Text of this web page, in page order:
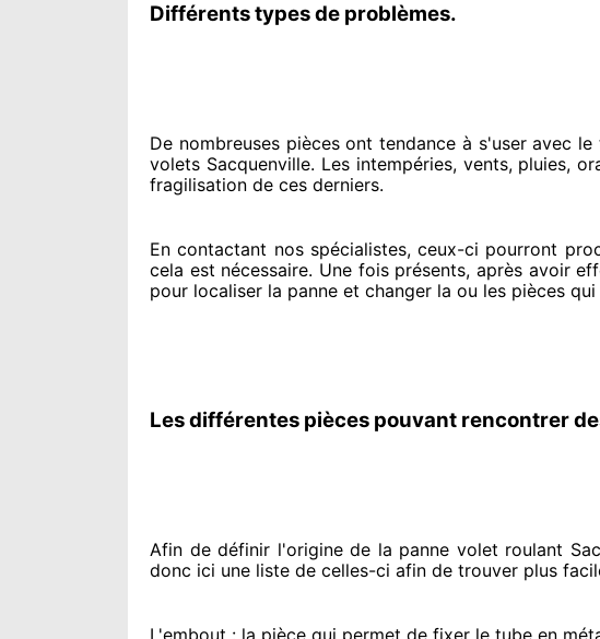
Différents types de problèmes.
De nombreuses pièces ont tendance à s'user avec
volets Sacquenville. Les intempéries, vents, pluies,
fragilisation de ces derniers.
En contactant nos spécialistes, ceux-ci pourront
cela est nécessaire. Une fois présents, après avoir
pour localiser la panne et changer la ou les pièces
Les différentes pièces pouvant rencontrer
Afin de définir l'originede la panne volet roulant
donc ici une liste de celles-ci afin de trouver plus
L'embout : la pièce qui permet de fixer le tube en